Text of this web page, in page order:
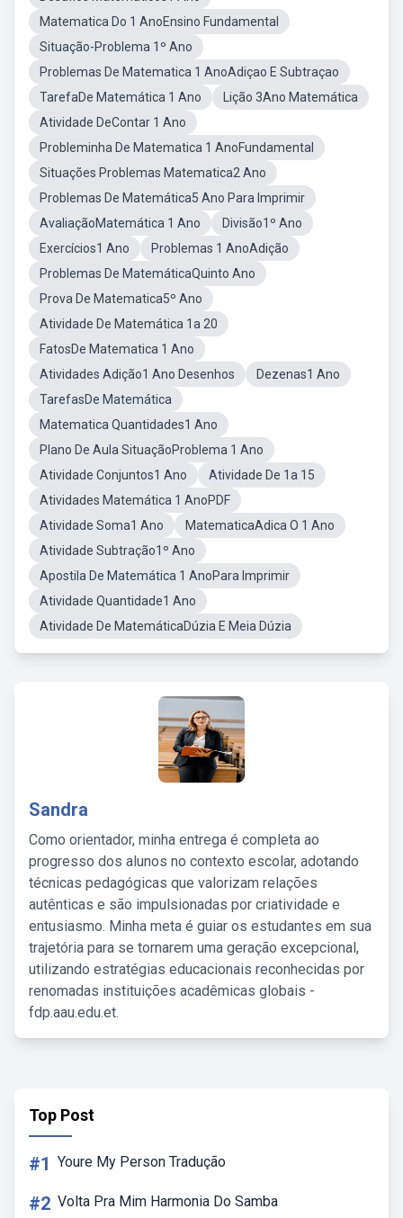
Matematica Do 1 AnoEnsino Fundamental
Situação-Problema 1º Ano
Problemas De Matematica 1 AnoAdiçao E Subtraçao
TarefaDe Matemática 1 Ano
Lição 3Ano Matemática
Atividade DeContar 1 Ano
Probleminha De Matematica 1 AnoFundamental
Situações Problemas Matematica2 Ano
Problemas De Matemática5 Ano Para Imprimir
AvaliaçãoMatemática 1 Ano
Divisão1º Ano
Exercícios1 Ano
Problemas 1 AnoAdição
Problemas De MatemáticaQuinto Ano
Prova De Matematica5º Ano
Atividade De Matemática 1a 20
FatosDe Matematica 1 Ano
Atividades Adição1 Ano Desenhos
Dezenas1 Ano
TarefasDe Matemática
Matematica Quantidades1 Ano
Plano De Aula SituaçãoProblema 1 Ano
Atividade Conjuntos1 Ano
Atividade De 1a 15
Atividades Matemática 1 AnoPDF
Atividade Soma1 Ano
MatematicaAdica O 1 Ano
Atividade Subtração1º Ano
Apostila De Matemática 1 AnoPara Imprimir
Atividade Quantidade1 Ano
Atividade De MatemáticaDúzia E Meia Dúzia
Sandra
Como orientador, minha entrega é completa ao
progresso dos alunos no contexto escolar, adotando
técnicas pedagógicas que valorizam relações
autênticas e são impulsionadas por criatividade e
entusiasmo. Minha meta é guiar os estudantes em sua
trajetória para se tornarem uma geração excepcional,
utilizando estratégias educacionais reconhecidas por
renomadas instituições acadêmicas globais -
fdp.aau.edu.et.
Top Post
#1 Youre My Person Tradução
#2 Volta Pra Mim Harmonia Do Samba